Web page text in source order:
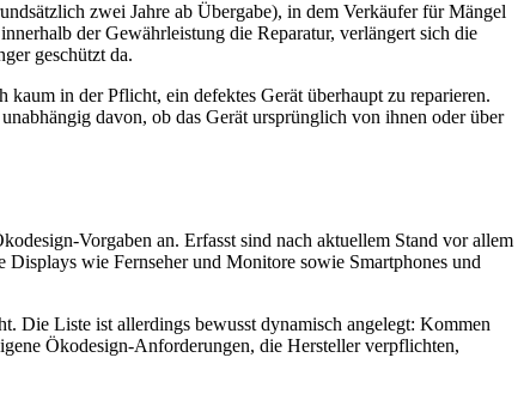
zwei Jahre ab Übergabe), in dem Verkäufer für Mängel
der Gewährleistung die Reparatur, verlängert sich die
geschützt da.
in der Pflicht, ein defektes Gerät überhaupt zu reparieren.
davon, ob das Gerät ursprünglich von ihnen oder über
Vorgaben an. Erfasst sind nach aktuellem Stand vor allem
wie Fernseher und Monitore sowie Smartphones und
Die Liste ist allerdings bewusst dynamisch angelegt: Kommen
Ökodesign-Anforderungen, die Hersteller verpflichten,